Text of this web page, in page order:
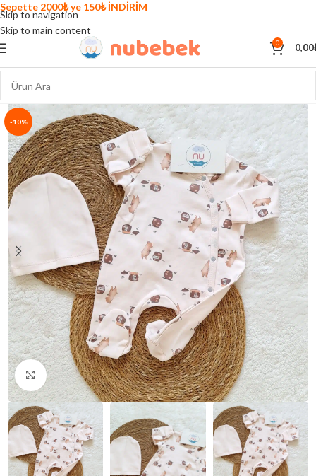
Skip to navigation
Skip to main content
0 0,00
-10%
Click to enlarge
Sepette 2000₺ ye 150₺ İNDİRİM